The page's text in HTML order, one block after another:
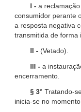
I - a
consumidor perante
a resposta negativa
transmitida de forma
II - (Vetado).
III - a
encerramento.
§ 3° Tratando-
inicia-se no